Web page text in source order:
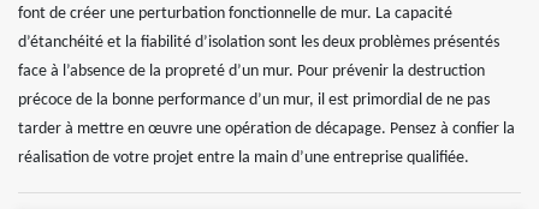
font de créer une perturbation fonctionnelle de mur. La capacité
d’étanchéité et la fiabilité d’isolation sont les deux problèmes présentés
face à l’absence de la propreté d’un mur. Pour prévenir la destruction
précoce de la bonne performance d’un mur, il est primordial de ne pas
tarder à mettre en œuvre une opération de décapage. Pensez à confier la
réalisation de votre projet entre la main d’une entreprise qualifiée.